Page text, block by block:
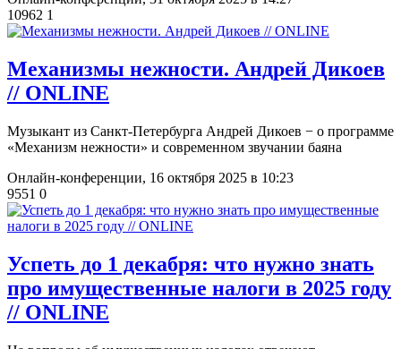
10962 1
Механизмы нежности. Андрей Дикоев
// ONLINE
Музыкант из Санкт-Петербурга Андрей Дикоев − о программе
«Механизм нежности» и современном звучании баяна
Онлайн-конференции, 16 октября 2025 в 10:23
9551 0
​Успеть до 1 декабря: что нужно знать
про имущественные налоги в 2025 году
// ONLINE